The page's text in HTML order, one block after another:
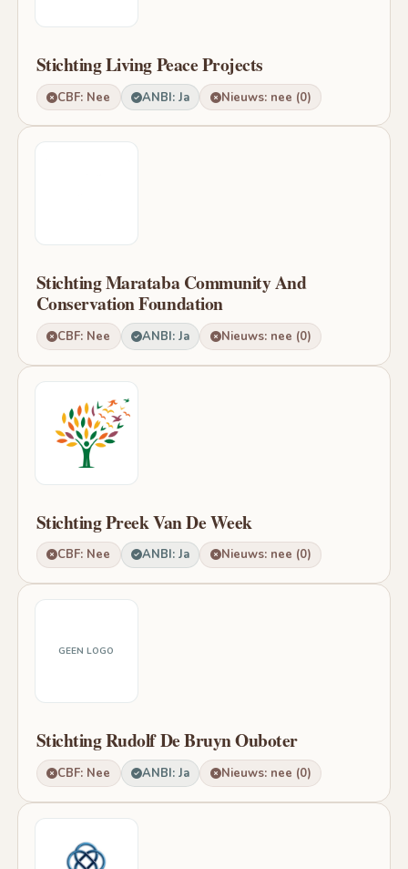
Stichting Living Peace Projects
CBF: Nee ANBI: Ja Nieuws: nee (0)
Stichting Marataba Community And
Conservation Foundation
CBF: Nee ANBI: Ja Nieuws: nee (0)
Stichting Preek Van De Week
CBF: Nee ANBI: Ja Nieuws: nee (0)
GEEN LOGO
Stichting Rudolf De Bruyn Ouboter
CBF: Nee ANBI: Ja Nieuws: nee (0)